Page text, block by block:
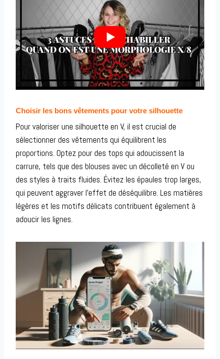
Choisir les bons vêtements pour votre silhouette
Pour valoriser une silhouette en V, il est crucial de
sélectionner des vêtements qui équilibrent les
proportions. Optez pour des tops qui adoucissent la
carrure, tels que des blouses avec un décolleté en V ou
des styles à traits fluides. Évitez les épaules trop larges,
qui peuvent aggraver l’effet de déséquilibre. Les matières
légères et les motifs délicats contribuent également à
adoucir les lignes.